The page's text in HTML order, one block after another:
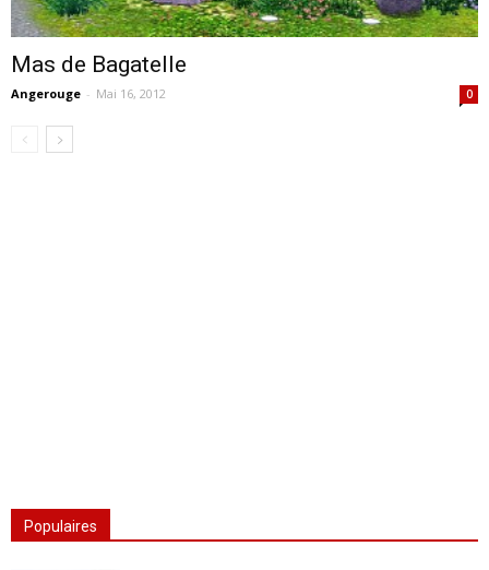
Mas de Bagatelle
Angerouge - Mai 16, 2012 0
Populaires